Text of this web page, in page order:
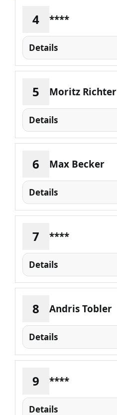
4 ****
Details
5 Moritz Richter
Details
6 Max Becker
Details
7 ****
Details
8 Andris Tobler
Details
9 ****
Details